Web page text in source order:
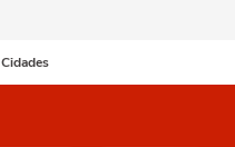
Cidades